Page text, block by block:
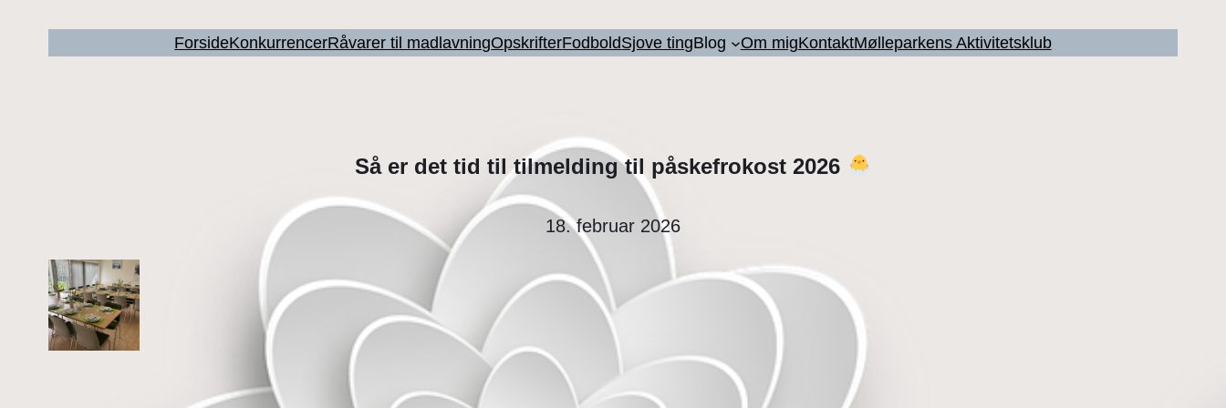
ForsideKonkurrencerRåvarer til madlavningOpskrifterFodboldSjove tingBlog Om migKontaktMølleparkens Aktivitetsklub
Så er det tid til tilmelding til påskefrokost 2026
18. februar 2026